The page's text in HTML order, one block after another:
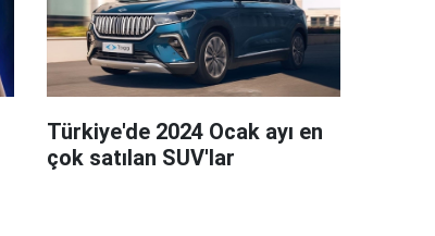
Türkiye'de 2024 Ocak ayı en
çok satılan SUV'lar